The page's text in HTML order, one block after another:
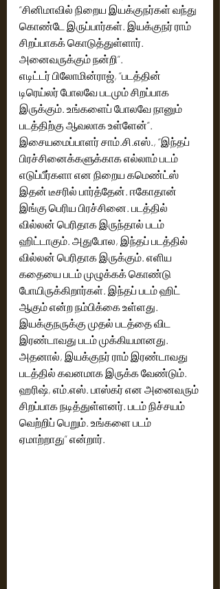
“சினிமாவில் நிறைய இயக்குநர்கள் வந்து
கொண்டே இருப்பார்கள். இயக்குநர் ராம்
சிறப்பாகக் கொடுத்துள்ளார்.
அனைவருக்கும் நன்றி”.
எடிட்டர் பிலோமின்ராஜ், “படத்தின்
டிரெய்லர் போலவே படமும் சிறப்பாக
இருக்கும். உங்களைப் போலவே நானும்
படத்திற்கு ஆவலாக உள்ளேன்”.
இசையமைப்பாளர் சாம்.சி.எஸ்., “இந்தப்
பிரச்சினைக்களுக்காக எல்லாம் படம்
எடுப்பீர்களா என நிறைய கமெண்ட்ஸ்
இதன் டீசரில் பார்த்தேன். ஈகோதான்
இங்கு பெரிய பிரச்சினை. படத்தில்
வில்லன் பெரிதாக இருந்தால் படம்
ஹிட்டாகும். அதுபோல, இந்தப் படத்தில்
வில்லன் பெரிதாக இருக்கும். எளிய
கதையை படம் முழுக்கக் கொண்டு
போயிருக்கிறார்கள். இந்தப் படம் ஹிட்
ஆகும் என்ற நம்பிக்கை உள்ளது.
இயக்குநருக்கு முதல் படத்தை விட
இரண்டாவது படம் முக்கியமானது.
அதனால், இயக்குநர் ராம் இரண்டாவது
படத்தில் கவனமாக இருக்க வேண்டும்.
ஹரிஷ், எம்.எஸ். பாஸ்கர் என அனைவரும்
சிறப்பாக நடித்துள்ளனர். படம் நிச்சயம்
வெற்றிப் பெறும். உங்களை படம்
ஏமாற்றாது” என்றார்.